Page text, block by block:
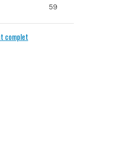
59
complet